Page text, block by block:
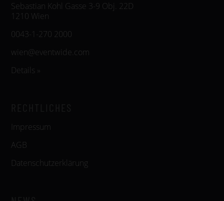
Sebastian Kohl Gasse 3-9 Obj. 22D
1210 Wien
0043-1-270 2000
wien@eventwide.com
Details »
Impressum
AGB
Datenschutzerklärung